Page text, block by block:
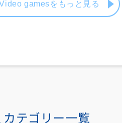
gamesをもっと見る
カテゴリー一覧